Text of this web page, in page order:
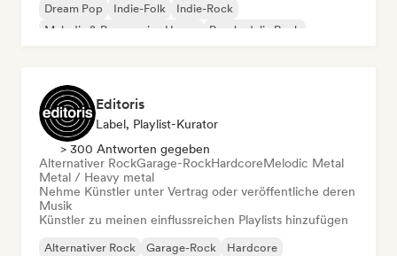
Dream Pop
Indie-Folk
Indie-Rock
Melodic & Progressive House
Psychedelic Rock
Editoris
Label, Playlist-Kurator
> 300 Antworten gegeben
Alternativer RockGarage-RockHardcoreMelodic Metal
Metal / Heavy metal
Nehme Künstler unter Vertrag oder veröffentliche deren
Musik
Künstler zu meinen einflussreichen Playlists hinzufügen
Alternativer Rock Garage-Rock Hardcore